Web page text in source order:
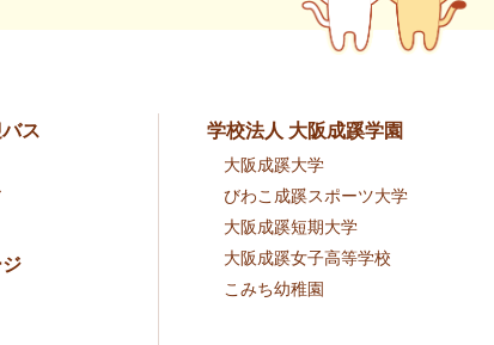
ス 学校法人 大阪成蹊学園
大阪成蹊大学
びわこ成蹊スポーツ大学
大阪成蹊短期大学
大阪成蹊女子高等学校
こみち幼稚園